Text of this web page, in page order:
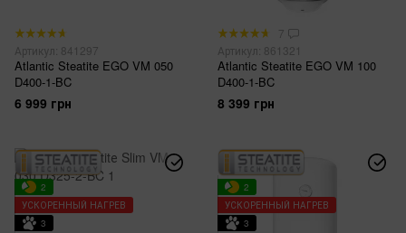
Артикул: 841297
Atlantic Steatite EGO VM 050
D400-1-BC
6 999 грн
7
Артикул: 861321
Atlantic Steatite EGO VM 100
D400-1-BC
8 399 грн
2
УСКОРЕННЫЙ НАГРЕВ
3
2
УСКОРЕННЫЙ НАГРЕВ
3